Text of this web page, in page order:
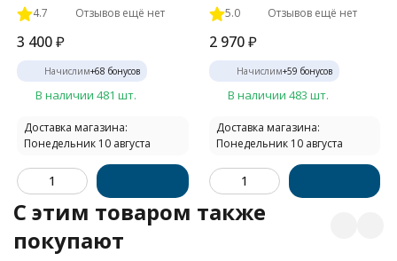
4.7 Отзывов ещё нет
3 400₽
Начислим+68 бонусов
В наличии 481 шт.
Доставка магазина:
Понедельник 10 августа
5.0 Отзывов ещё нет
2 970 ₽
Начислим+59 бонусов
В наличии 483 шт.
Доставка магазина:
Понедельник 10 августа
C этим товаром также
покупают